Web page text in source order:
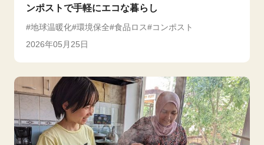
ンポストで手軽にエコな暮らし
地球温暖化 環境保全 食品ロス
コンポスト
2026年05月25日